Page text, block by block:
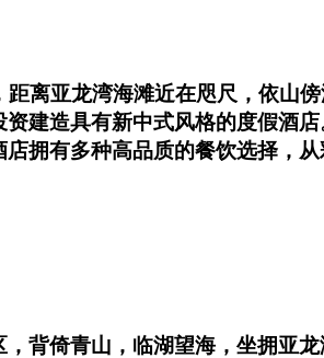
离亚龙湾海滩近在咫尺，依山
建造具有新中式风格的度假酒
拥有多种高品质的餐饮选择，
背倚青山，临湖望海，坐拥亚